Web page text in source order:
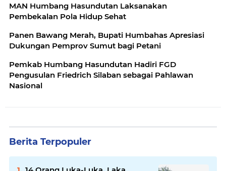
MAN Humbang Hasundutan Laksanakan
Pembekalan Pola Hidup Sehat
Panen Bawang Merah, Bupati Humbahas Apresiasi
Dukungan Pemprov Sumut bagi Petani
Pemkab Humbang Hasundutan Hadiri FGD
Pengusulan Friedrich Silaban sebagai Pahlawan
Nasional
Berita Terpopuler